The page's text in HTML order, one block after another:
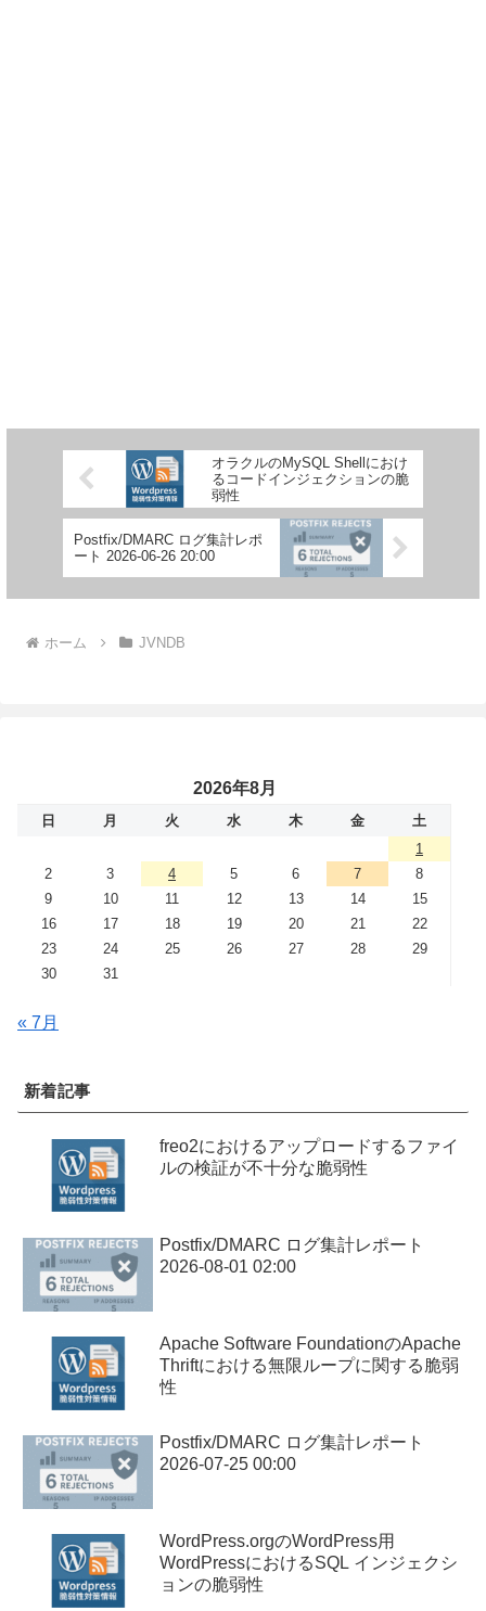
オラクルのMySQL Shellにおけ
るコードインジェクションの脆
弱性
Postfix/DMARC ログ集計レポ
ート 2026-06-26 20:00
ホーム JVNDB
2026年8月
日 月 火 水 木 金
土
1
2
3 4 5 6 7
8
9
10 11 12 13 14
15
16
17 18 19 20 21
22
23
24 25 26 27 28
29
30
31
« 7月
新着記事
freo2におけるアップロードするファイ
ルの検証が不十分な脆弱性
Postfix/DMARC ログ集計レポート
2026-08-01 02:00
Apache Software FoundationのApache
Thriftにおける無限ループに関する脆弱
性
Postfix/DMARC ログ集計レポート
2026-07-25 00:00
WordPress.orgのWordPress用
WordPressにおけるSQL インジェクシ
ョンの脆弱性